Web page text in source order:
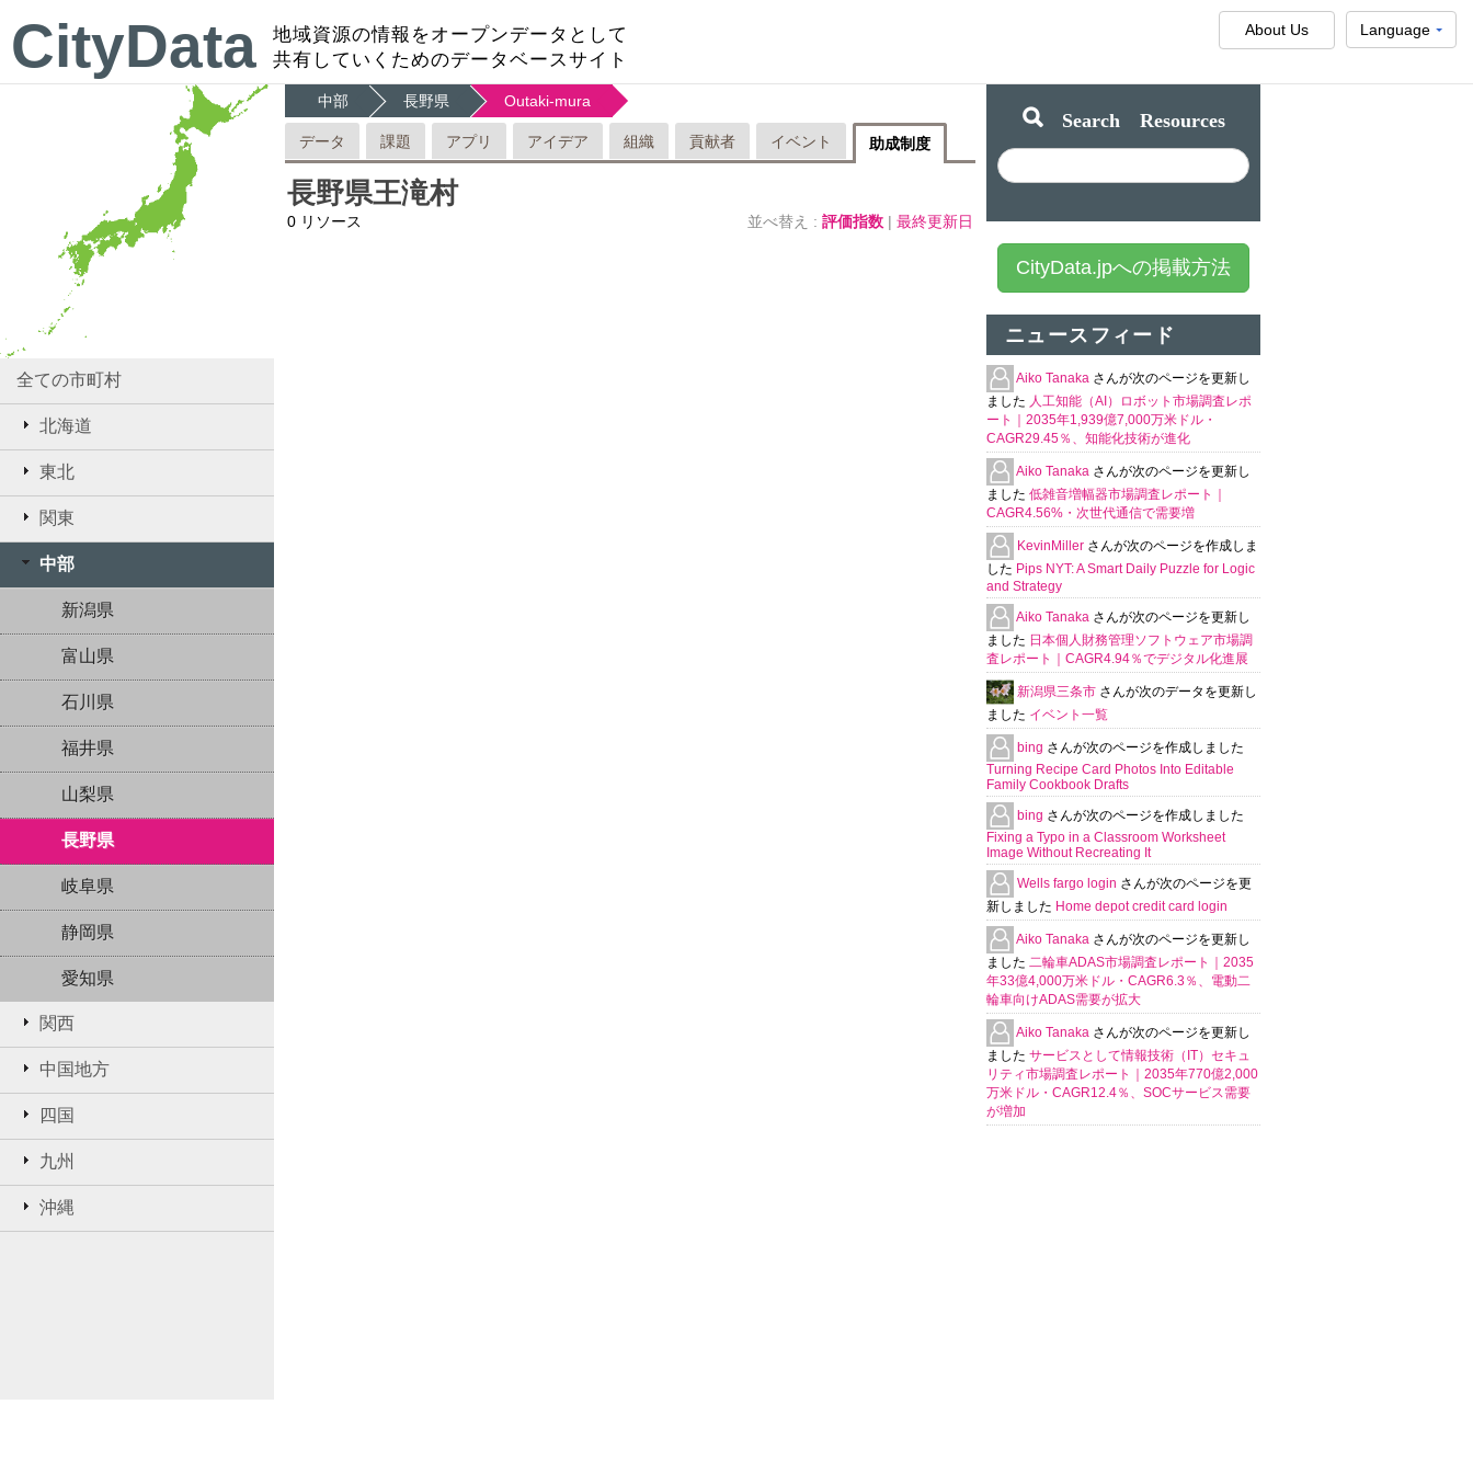
CityData
地域資源の情報をオープンデータとして
共有していくためのデータベースサイト
Language
About Us
全ての市町村
北海道
東北
関東
中部
新潟県
富山県
石川県
福井県
山梨県
長野県
岐阜県
静岡県
愛知県
関西
中国地方
四国
九州
沖縄
中部 長野県 Outaki-mura
データ 課題 アプリ アイデア 組織 貢献者 イベント 助成制度
長野県王滝村
0 リソース 並べ替え : 評価指数 | 最終更新日
Search Resources
CityData.jpへの掲載方法
ニュースフィード
Aiko Tanaka さんが次のページを更新し
ました 人工知能（AI）ロボット市場調査レポ
ート｜2035年1,939億7,000万米ドル・
CAGR29.45％、知能化技術が進化
Aiko Tanaka さんが次のページを更新し
ました 低雑音増幅器市場調査レポート｜
CAGR4.56%・次世代通信で需要増
KevinMiller さんが次のページを作成しま
した Pips NYT: A Smart Daily Puzzle for Logic
and Strategy
Aiko Tanaka さんが次のページを更新し
ました 日本個人財務管理ソフトウェア市場調
査レポート｜CAGR4.94％でデジタル化進展
新潟県三条市 さんが次のデータを更新し
ました イベント一覧
bing さんが次のページを作成しました
Turning Recipe Card Photos Into Editable
Family Cookbook Drafts
bing さんが次のページを作成しました
Fixing a Typo in a Classroom Worksheet
Image Without Recreating It
Wells fargo login さんが次のページを更
新しました Home depot credit card login
Aiko Tanaka さんが次のページを更新し
ました 二輪車ADAS市場調査レポート｜2035
年33億4,000万米ドル・CAGR6.3％、電動二
輪車向けADAS需要が拡大
Aiko Tanaka さんが次のページを更新し
ました サービスとして情報技術（IT）セキュ
リティ市場調査レポート｜2035年770億2,000
万米ドル・CAGR12.4％、SOCサービス需要
が増加